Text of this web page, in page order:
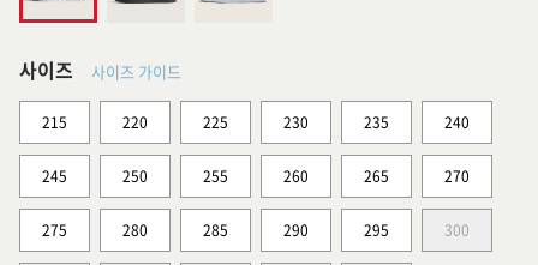
사이즈 사이즈 가이드
215 220 225 230 235 240
245 250 255 260 265 270
275 280 285 290 295 300